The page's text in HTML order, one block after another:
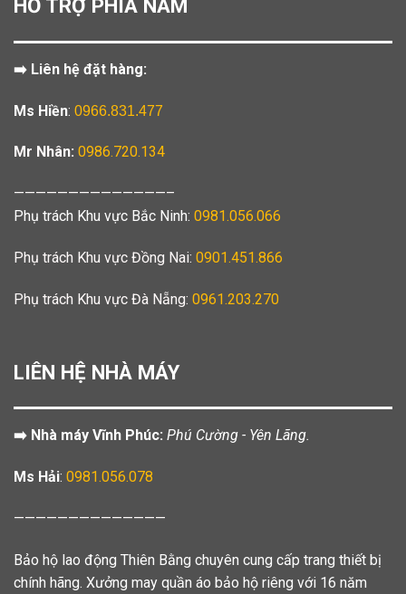
HỖ TRỢ PHÍA NAM
➡️ Liên hệ đặt hàng:
Ms Hiền: 0966.831.477
Mr Nhân: 0986.720.134
——————————————–
Phụ trách Khu vực Bắc Ninh: 0981.056.066
Phụ trách Khu vực Đồng Nai: 0901.451.866
Phụ trách Khu vực Đà Nẵng: 0961.203.270
LIÊN HỆ NHÀ MÁY
➡️ Nhà máy Vĩnh Phúc: Phú Cường - Yên Lãng.
Ms Hải: 0981.056.078
——————————————
Bảo hộ lao động Thiên Bằng chuyên cung cấp trang thiết bị
chính hãng. Xưởng may quần áo bảo hộ riêng với 16 năm